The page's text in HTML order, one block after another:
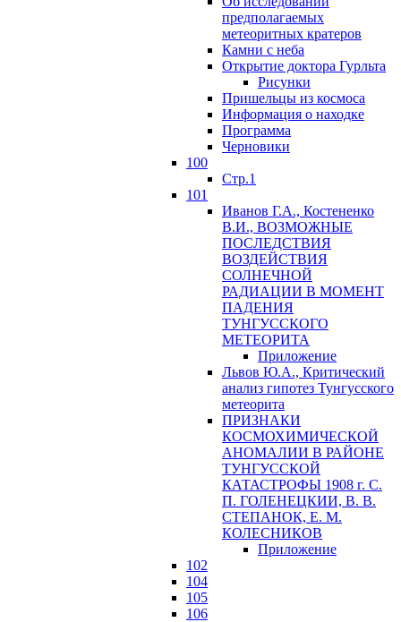
предполагаемых
метеоритных кратеров
Камни с неба
Открытие доктора Гурльта
Рисунки
Пришельцы из космоса
Информация о находке
Программа
Черновики
100
Стр.1
101
Иванов Г.А., Костененко
В.И., ВОЗМОЖНЫЕ
ПОСЛЕДСТВИЯ
ВОЗДЕЙСТВИЯ
СОЛНЕЧНОЙ
РАДИАЦИИ В МОМЕНТ
ПАДЕНИЯ
ТУНГУССКОГО
MЕТЕОРИТА
Приложение
Львов Ю.A., Критический
анализ гипотез Тунгусского
метеорита
ПРИЗНАКИ
КОСМОХИМИЧЕСКОЙ
АНОМАЛИИ В РАЙОНЕ
ТУНГУССКОЙ
КАТАСТРОФЫ 1908 г. С.
П. ГОЛЕНЕЦКИИ, В. В.
СТЕПАНОК, Е. М.
КОЛЕСНИКОВ
Приложение
102
104
105
106